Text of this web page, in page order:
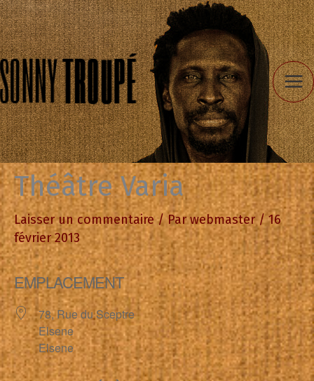
Aller
au
contenu
Théâtre Varia
Laisser un commentaire / Parwebmaster/16
février 2013
EMPLACEMENT
78, Rue du Sceptre
Elsene
Elsene